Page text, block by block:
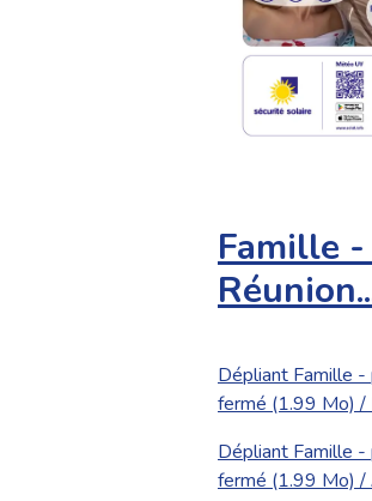
Famille
Dépliant Famille
fermé (1.99 Mo) /
Dépliant Famille
fermé (1.99 Mo) /